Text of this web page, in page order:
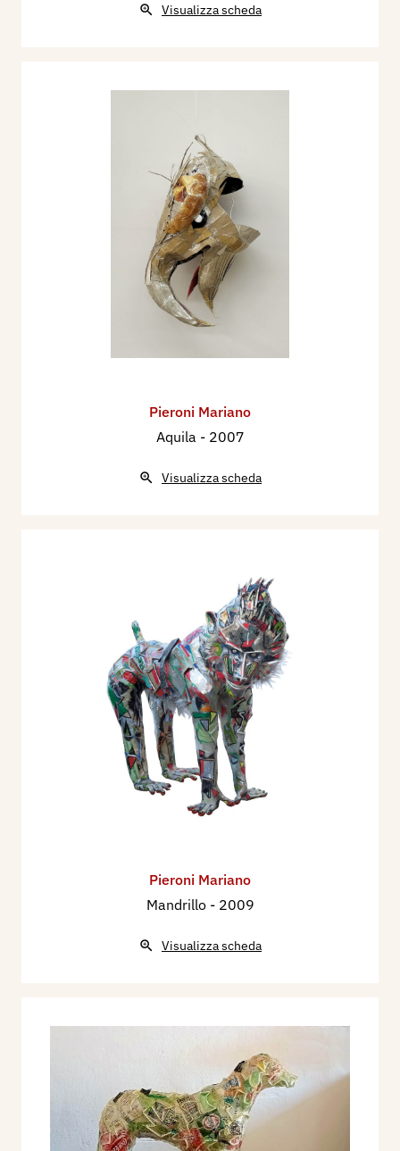
Visualizza scheda
Pieroni Mariano
Aquila - 2007
Visualizza scheda
Pieroni Mariano
Mandrillo - 2009
Visualizza scheda